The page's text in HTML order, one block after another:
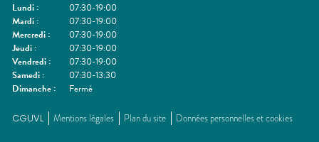
Lundi :
07:30-19:00
Mardi :
07:30-19:00
Mercredi :
07:30-19:00
Jeudi :
07:30-19:00
Vendredi :
07:30-19:00
Samedi :
07:30-13:30
Dimanche : Fermé
CGUVL Mentions légales Plan du site Données personnelles et cookies